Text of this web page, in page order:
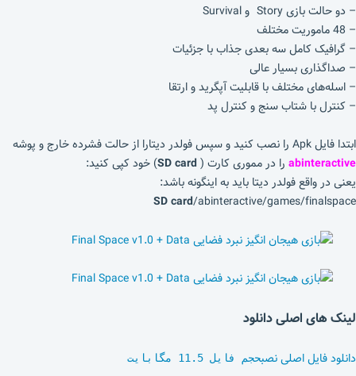
– دو حالت بازی Story و Survival
– 48 ماموریت مختلف
– گرافیک کامل سه بعدی جذاب با جزئیات
– صداگذاری بسیار عالی
– اسله‌های مختلف با قابلیت آپگرید و ارتقا
– کنترل با شتاب سنج و کنترل پد
ابتدا فایل Apk را نصب کنید و سپس فولدر دیتارا از حالت فشرده خارج و پوشه
abinteractive را در مموری کارت ( SD card) خود کپی کنید:
یعنی در واقع فولدر دیتا باید به اینگونه باشد:
SD card/abinteractive/games/finalspace
لینک های اصلی دانلود
دانلود فایل اصلی نصبحجم فایل 11.5 مگابایت